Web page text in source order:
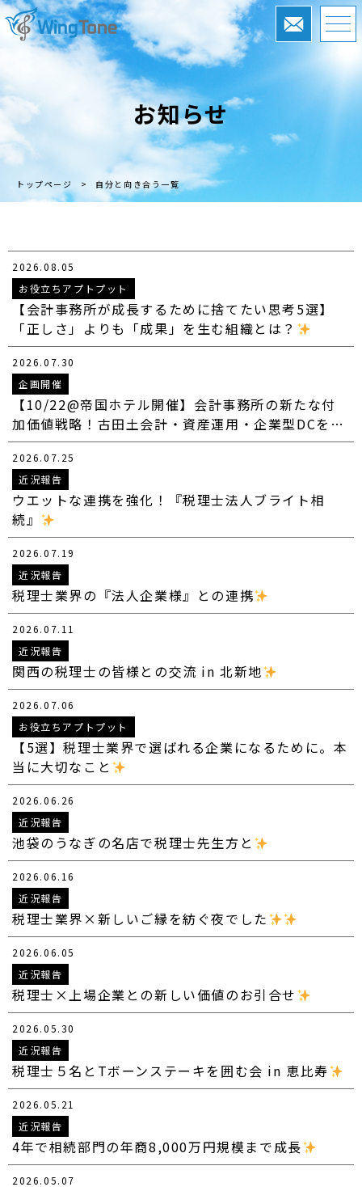
お知らせ
トップページ > 自分と向き合う一覧
2026.08.05
お役立ちアプトプット
【会計事務所が成長するために捨てたい思考5選】
「正しさ」よりも「成果」を生む組織とは？
2026.07.30
企画開催
【10/22@帝国ホテル開催】会計事務所の新たな付
加価値戦略！古田土会計・資産運用・企業型DCを…
2026.07.25
近況報告
ウエットな連携を強化！『税理士法人ブライト相
続』
2026.07.19
近況報告
税理士業界の『法人企業様』との連携
2026.07.11
近況報告
関西の税理士の皆様との交流 in 北新地
2026.07.06
お役立ちアプトプット
【5選】税理士業界で選ばれる企業になるために。本
当に大切なこと
2026.06.26
近況報告
池袋のうなぎの名店で税理士先生方と
2026.06.16
近況報告
税理士業界×新しいご縁を紡ぐ夜でした
2026.06.05
近況報告
税理士×上場企業との新しい価値のお引合せ
2026.05.30
近況報告
税理士５名とTボーンステーキを囲む会 in 恵比寿
2026.05.21
近況報告
4年で相続部門の年商8,000万円規模まで成長
2026.05.07